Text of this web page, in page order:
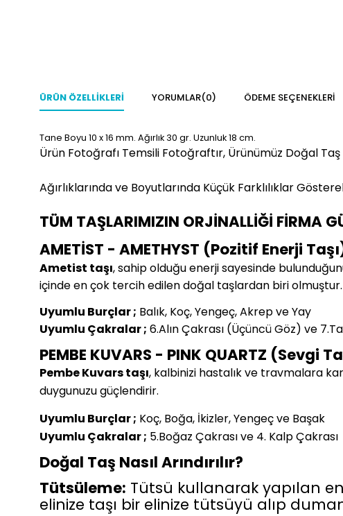
ÜRÜN ÖZELLIKLERI YORUMLAR(0) ÖDEME SEÇENEKLERI
Tane Boyu 10 x 16 mm. Ağırlık 30 gr. Uzunluk 18 cm.
Ürün Fotoğrafı Temsili Fotoğraftır, Ürünümüz Doğal
Ağırlıklarında ve Boyutlarında Küçük Farklılıklar
TÜM TAŞLARIMIZIN ORJİNALLİĞİ FİRMA
AMETİST - AMETHYST (Pozitif Enerji
Ametist taşı, sahip olduğu enerji sayesinde
içinde en çok tercih edilen doğal taşlardan biri olmuştur.
Uyumlu Burçlar ; Balık, Koç, Yengeç, Akrep ve Yay
Uyumlu Çakralar ; 6.Alın Çakrası (Üçüncü Göz) ve
PEMBE KUVARS - PINK QUARTZ (Sevgi
Pembe Kuvars taşı, kalbinizi hastalık ve travmalara
duygunuzu güçlendirir.
Uyumlu Burçlar ; Koç, Boğa, İkizler, Yengeç ve Başak
Uyumlu Çakralar ; 5.Boğaz Çakrası ve 4. Kalp Çakrası
Doğal Taş Nasıl Arındırılır?
Tütsüleme: Tütsü kullanarak yapılan
elinize taşı bir elinize tütsüyü alıp